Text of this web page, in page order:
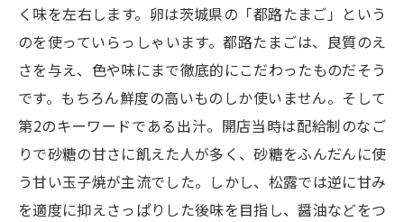
く味を左右します。卵は茨城県の「都路たまご」という
のを使っていらっしゃいます。都路たまごは、良質のえ
さを与え、色や味にまで徹底的にこだわったものだそう
です。もちろん鮮度の高いものしか使いません。そして
第2のキーワードである出汁。開店当時は配給制のなご
りで砂糖の甘さに飢えた人が多く、砂糖をふんだんに使
う甘い玉子焼が主流でした。しかし、松露では逆に甘み
を適度に抑えさっぱりした後味を目指し、醤油などをつ